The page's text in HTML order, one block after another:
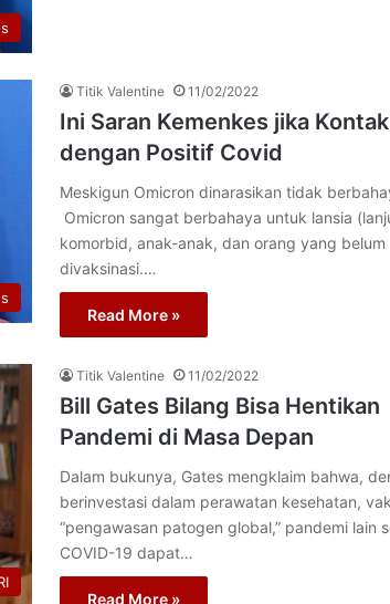
Titik Valentine 11/02/2022
Ini Saran Kemenkes jika
dengan Positif Covid
Meskigun Omicron dinarasikan tidak
Omicron sangat berbahaya untuk lansia
komorbid, anak-anak, dan orang yang belum
divaksinasi.…
Read More »
Titik Valentine 11/02/2022
Bill Gates Bilang Bisa Hentikan
Pandemi di Masa Depan
Dalam bukunya, Gates mengklaim bahwa,
berinvestasi dalam perawatan kesehatan,
“pengawasan patogen global,” pandemi lain
COVID-19 dapat…
Read More »